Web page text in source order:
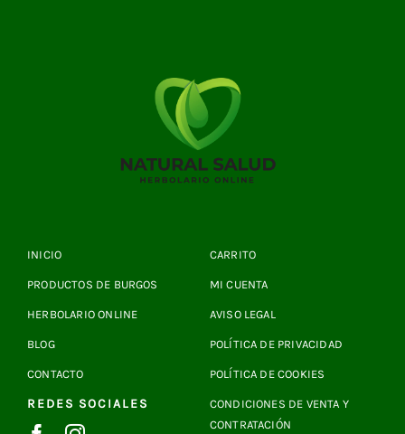
INICIO
PRODUCTOS DE BURGOS
HERBOLARIO ONLINE
BLOG
CONTACTO
REDES SOCIALES
CARRITO
MI CUENTA
AVISO LEGAL
POLÍTICA DE PRIVACIDAD
POLÍTICA DE COOKIES
CONDICIONES DE VENTA Y
CONTRATACIÓN